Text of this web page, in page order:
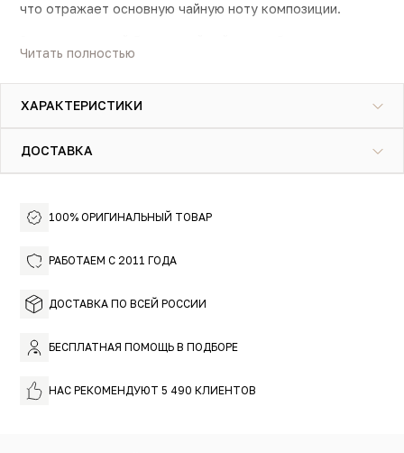
100% ОРИГИНАЛЬНЫЙ ТОВАР
РАБОТАЕМ С 2011 ГОДА
ДОСТАВКА ПО ВСЕЙ РОССИИ
БЕСПЛАТНАЯ ПОМОЩЬ В ПОДБОРЕ
НАС РЕКОМЕНДУЮТ 5 490 КЛИЕНТОВ
что отражает основную чайную ноту композиции.
древесным аккордом. Сочетание свежих и чуть
намёком на табачность. Смолистые древесные и
усиливая общую атмосферу природной чистоты.
Atelier Cologne Oolang Infini — это древесный фужерный
аромат для мужчин и женщин. Аромат чистоты и покоя.
сердце и гармонизирует душу. Угоститесь
парфюмерным чаем!
Читать полностью
ХАРАКТЕРИСТИКИ
ДОСТАВКА